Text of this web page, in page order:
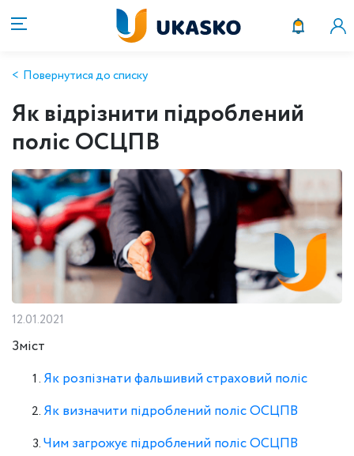
Повернутися до списку
Як відрізнити підроблений
поліс ОСЦПВ
12.01.2021
Зміст
Як розпізнати фальшивий страховий поліс
Як визначити підроблений поліс ОСЦПВ
Чим загрожує підроблений поліс ОСЦПВ